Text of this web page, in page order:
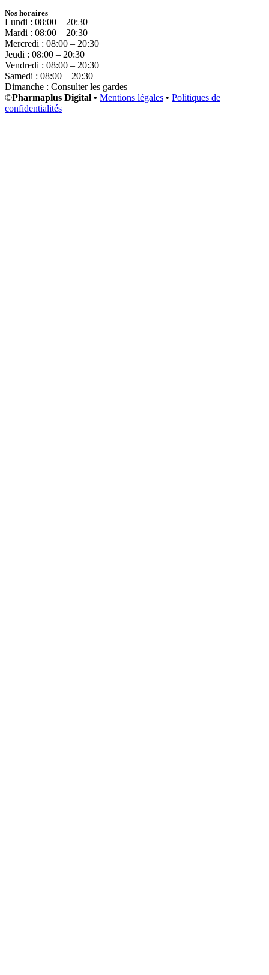
Nos horaires
Lundi : 08:00 – 20:30
Mardi : 08:00 – 20:30
Mercredi : 08:00 – 20:30
Jeudi : 08:00 – 20:30
Vendredi : 08:00 – 20:30
Samedi : 08:00 – 20:30
Dimanche : Consulter les gardes
©Pharmaplus Digital • Mentions légales • Politiques de
confidentialités